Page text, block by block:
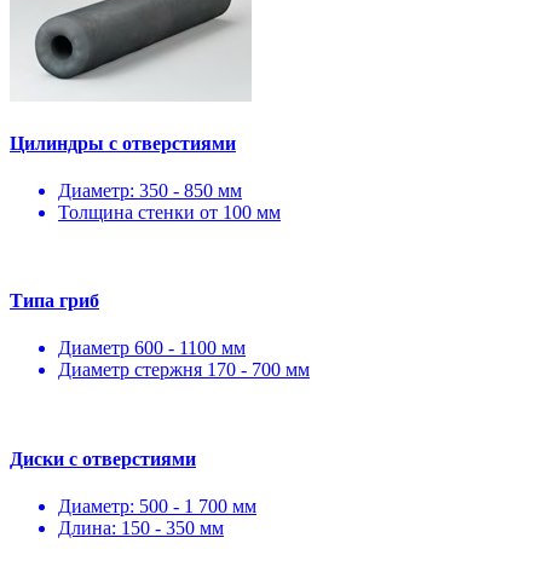
Цилиндры с отверстиями
Диаметр: 350 - 850 мм
Толщина стенки от 100 мм
Типа гриб
Диаметр 600 - 1100 мм
Диаметр стержня 170 - 700 мм
Диски с отверстиями
Диаметр: 500 - 1 700 мм
Длина: 150 - 350 мм